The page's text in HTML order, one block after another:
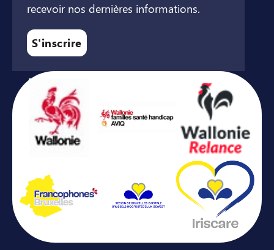
recevoir nos dernières informations.
S'inscrire
Avec le soutien de ...